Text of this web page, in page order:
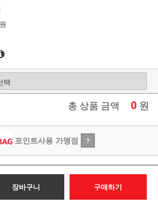
원
총 상품 금액 0 원
포인트사용 가맹점 ?
장바구니 구매하기